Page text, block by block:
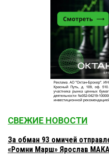
СВЕЖИЕ НОВОСТИ
За обман 93 омичей
«Ромни Марш» Ярослав